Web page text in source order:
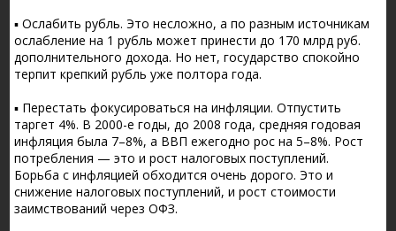
▪️ Ослабить рубль. Это несложно, а по разным источникам
ослабление на 1 рубль может принести до 170 млрд руб.
дополнительного дохода. Но нет, государство спокойно
терпит крепкий рубль уже полтора года.
▪️ Перестать фокусироваться на инфляции. Отпустить
таргет 4%. В 2000-е годы, до 2008 года, средняя годовая
инфляция была 7–8%, а ВВП ежегодно рос на 5–8%. Рост
потребления — это и рост налоговых поступлений.
Борьба с инфляцией обходится очень дорого. Это и
снижение налоговых поступлений, и рост стоимости
заимствований через ОФЗ.